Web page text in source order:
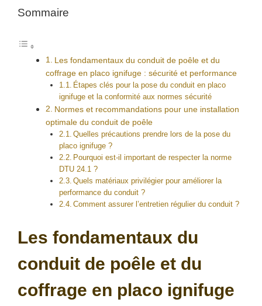
Sommaire
Les fondamentaux du conduit de poêle et du
coffrage en placo ignifuge : sécurité et performance
Étapes clés pour la pose du conduit en placo
ignifuge et la conformité aux normes sécurité
Normes et recommandations pour une installation
optimale du conduit de poêle
Quelles précautions prendre lors de la pose du
placo ignifuge ?
Pourquoi est-il important de respecter la norme
DTU 24.1 ?
Quels matériaux privilégier pour améliorer la
performance du conduit ?
Comment assurer l’entretien régulier du conduit ?
Les fondamentaux du
conduit de poêle et du
coffrage en placo ignifuge